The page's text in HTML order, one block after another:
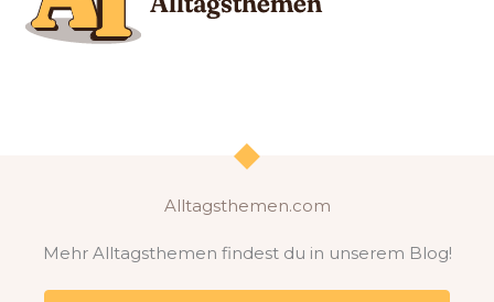
Alltagsthemen.com
Mehr Alltagsthemen findest du in unserem Blog!